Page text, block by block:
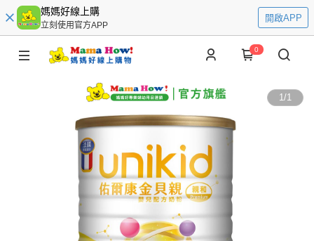
媽媽好線上購
立刻使用官方APP
開啟APP
0
1/1